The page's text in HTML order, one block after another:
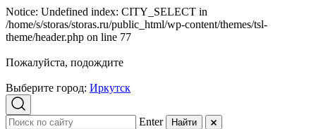
Notice: Undefined index: CITY_SELECT in
/home/s/storas/storas.ru/public_html/wp-content/themes/tsl-
theme/header.php on line 77
Пожалуйста, подождите
Выберите город: Иркутск
Enter Найти